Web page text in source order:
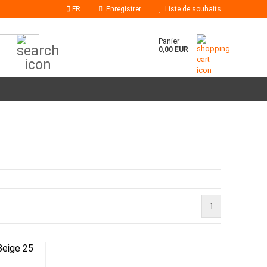
FR Enregistrer Liste de souhaits
Panier
0,00 EUR
1
25